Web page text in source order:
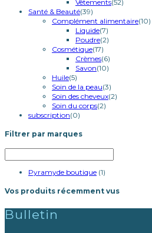
Vêtements(52)
Santé & Beauté(39)
Complément alimentaire(10)
Liquide(7)
Poudre(2)
Cosmétique(17)
Crèmes(6)
Savon(10)
Huile(5)
Soin de la peau(3)
Soin des cheveux(2)
Soin du corps(2)
subscription(0)
Filtrer par marques
Pyramyde boutique (1)
Vos produits récemment vus
Bulletin